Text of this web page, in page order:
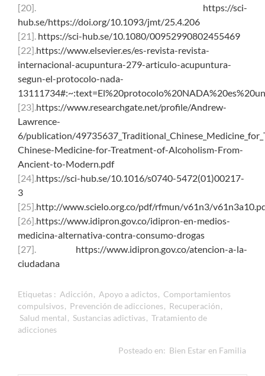
[20]. https://sci-
hub.se/https://doi.org/10.1093/jmt/25.4.206
[21]. https://sci-hub.se/10.1080/00952990802455469
[22].https://www.elsevier.es/es-revista-revista-
internacional-acupuntura-279-articulo-acupuntura-
segun-el-protocolo-nada-
[23].https://www.researchgate.net/profile/Andrew-
Lawrence-
6/publication/
Chinese-Medicine-for-Treatment-of-Alcoholism-From-
Ancient-to-Modern.pdf
[24].https://sci-hub.se/10.1016/s0740-5472(01)00217-
3
[25].http://www.scielo.org.co/pdf/rfmun/v61n3/
[26].https://www.idipron.gov.co/idipron-en-medios-
medicina-alternativa-contra-consumo-drogas
[27]. https://www.idipron.gov.co/atencion-a-la-
ciudadana
Etiquetas : Adicción, Apoyo a adictos, Comportamientos
compulsivos, Prevención de adicciones, Recuperación,
Salud mental, Sustancias adictivas, Tratamiento de
adicciones
Posteado en: Bien Estar en Familia